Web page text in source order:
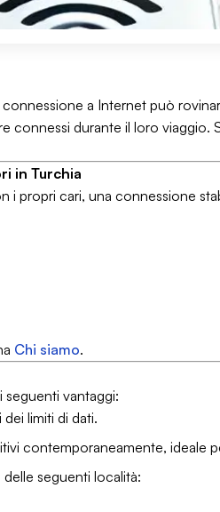
a Internet può
connessi durante il loro
in Turchia
propri cari, una connessione
Chi siamo.
vantaggi:
limiti di dati.
contemporaneamente, ideale
seguenti località: